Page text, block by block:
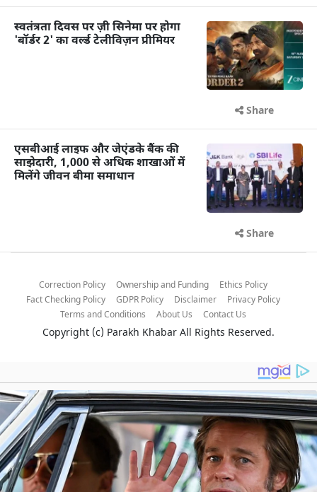
स्वतंत्रता दिवस पर ज़ी सिनेमा पर होगा
'बॉर्डर 2' का वर्ल्ड टेलीविज़न प्रीमियर
Share
एसबीआई लाइफ और जेएंडके बैंक की
साझेदारी, 1,000 से अधिक शाखाओं में
मिलेंगे जीवन बीमा समाधान
Share
Correction Policy Ownership and Funding
Ethics Policy
Fact Checking Policy
GDPR Policy Disclaimer
Privacy Policy
Terms and Conditions
About Us Contact Us
Copyright (c) Parakh Khabar All Rights Reserved.